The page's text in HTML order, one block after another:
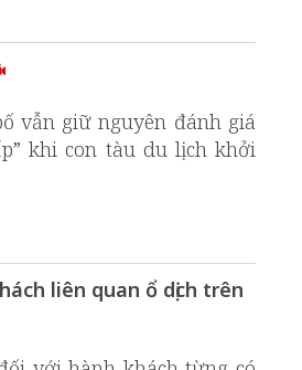
vẫn giữ nguyên đánh giá
khi con tàu du lịch khởi
liên quan ổ dịch trên